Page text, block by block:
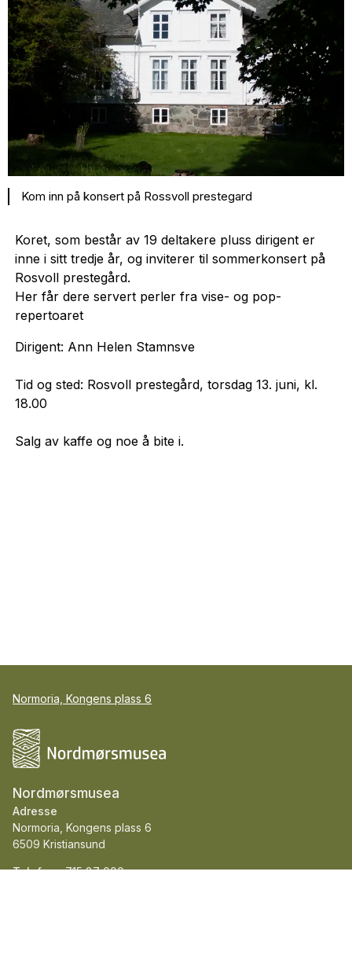
Kom inn på konsert på Rossvoll prestegard
Koret, som består av 19 deltakere pluss dirigent er
inne i sitt tredje år, og inviterer til sommerkonsert på
Rosvoll prestegård.
Her får dere servert perler fra vise- og pop-
repertoaret
Dirigent: Ann Helen Stamnsve
Tid og sted: Rosvoll prestegård, torsdag 13. juni, kl.
18.00
Salg av kaffe og noe å bite i.
Normoria, Kongens plass 6
Nordmørsmusea
Adresse
Normoria, Kongens plass 6
6509 Kristiansund
Telefon::715 87 000